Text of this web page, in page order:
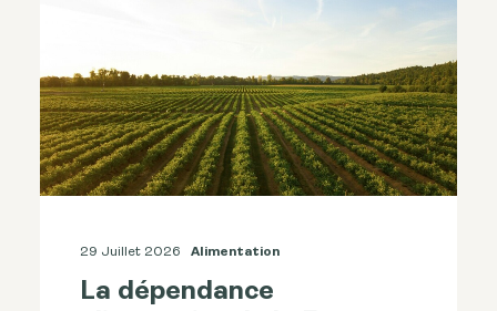
29 Juillet 2026 Alimentation
La dépendance